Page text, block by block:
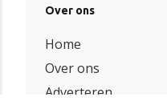
Over ons
Home
Over ons
Adverteren